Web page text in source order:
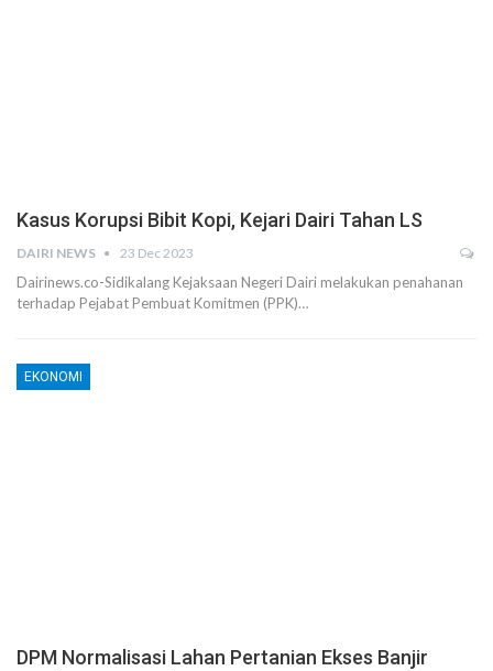
Kasus Korupsi Bibit Kopi, Kejari Dairi Tahan LS
DAIRI NEWS 23 Dec 2023
Dairinews.co-Sidikalang Kejaksaan Negeri Dairi melakukan penahanan
terhadap Pejabat Pembuat Komitmen (PPK)…
EKONOMI
DPM Normalisasi Lahan Pertanian Ekses Banjir